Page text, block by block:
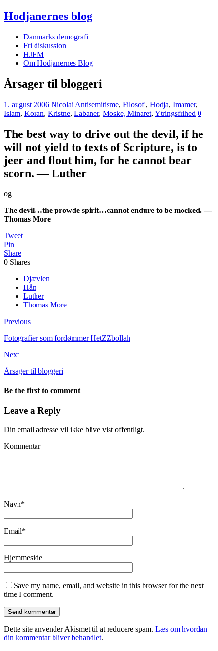
Hodjanernes blog
Danmarks demografi
Fri diskussion
HJEM
Om Hodjanernes Blog
Årsager til bloggeri
1. august 2006 Nicolai Antisemitisme, Filosofi, Hodja, Imamer,
Islam, Koran, Kristne, Labaner, Moske, Minaret, Ytringsfrihed 0
The best way to drive out the devil, if he
will not yield to texts of Scripture, is to
jeer and flout him, for he cannot bear
scorn. — Luther
og
The devil…the prowde spirit…cannot endure to be mocked. —
Thomas More
Tweet
Pin
Share
0 Shares
Djævlen
Hån
Luther
Thomas More
Previous
Fotografier som fordømmer HetZZbollah
Next
Årsager til bloggeri
Be the first to comment
Leave a Reply
Din email adresse vil ikke blive vist offentligt.
Kommentar
Navn*
Email*
Hjemmeside
Save my name, email, and website in this browser for the next
time I comment.
Dette site anvender Akismet til at reducere spam. Læs om hvordan
din kommentar bliver behandlet.